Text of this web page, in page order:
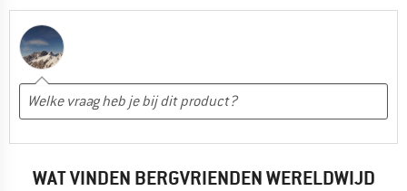
WAT VINDEN BERGVRIENDEN WERELDWIJD